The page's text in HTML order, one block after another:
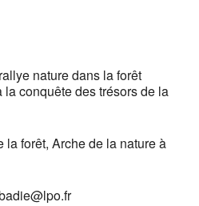
nature dans la forêt
la conquête des trésors de la
la forêt, Arche de la nature à